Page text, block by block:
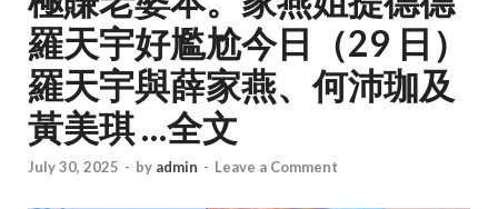
羅天宇好尷尬今日（29 日）
羅天宇與薛家燕、何沛珈及
黃美琪 …全文
July 30, 2025 - by admin - Leave a Comment